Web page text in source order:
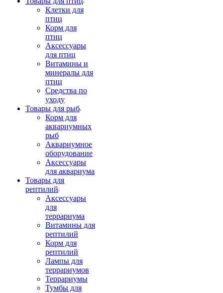
Клетки для
птиц
Корм для
птиц
Аксессуары
для птиц
Витамины и
минералы для
птиц
Средства по
уходу
Товары для рыб
Корм для
аквариумных
рыб
Аквариумное
оборудование
Аксессуары
для аквариума
Товары для
рептилий
Аксессуары
для
террариума
Витамины для
рептилий
Корм для
рептилий
Лампы для
террариумов
Террариумы
Тумбы для